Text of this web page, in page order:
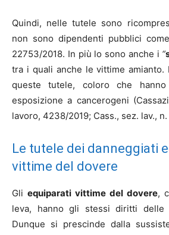
Quindi, nelle tutele sono
non sono dipendenti pubblici
22753/2018. In più lo sono anche i “
tra i quali anche le vittime amianto.
queste tutele, coloro che
esposizione a cancerogeni
lavoro, 4238/2019; Cass., sez. lav.,
Le tutele dei danneggiati
vittime del dovere
Gli equiparati vittime del dovere,
leva, hanno gli stessi diritti delle
Dunque si prescinde dalla